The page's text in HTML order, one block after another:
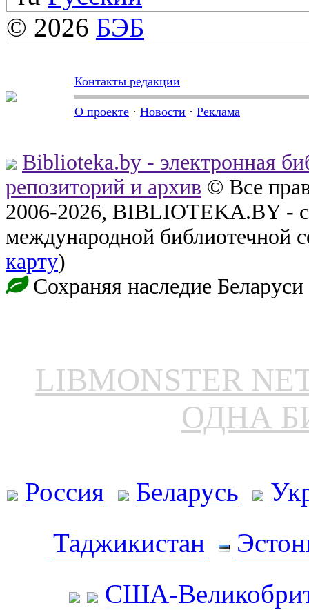
© 2026 БЭБ
Контакты редакции
О проекте · Новости · Реклама
Biblioteka.by - электронная
репозиторий и архив © Все
2006-2026, BIBLIOTEKA.BY -
международной библиотечной
карту)
Сохраняя наследие Беларуси
LIBMONSTER
ОДНА
Россия Беларусь
Таджикистан
США-